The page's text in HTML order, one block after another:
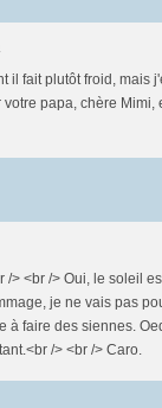
il fait plutôt froid, mais
papa, chère Mimi,
/> <br /> Oui, le soleil
je ne vais pas
à faire des siennes.
/> <br /> Caro.